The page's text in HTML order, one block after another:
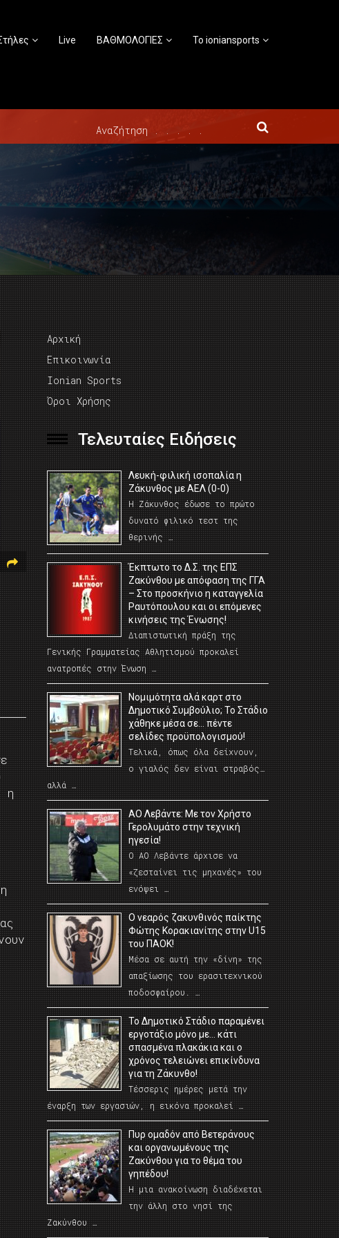
Live ΒΑΘΜΟΛΟΓΙΕΣ Το ioniansports
η
Αρχική
Επικοινωνία
Ionian Sports
Όροι Χρήσης
Τελευταίες Ειδήσεις
Λευκή-φιλική ισοπαλία η
Ζάκυνθος με ΑΕΛ (0-0)
Η Ζάκυνθος έδωσε το πρώτο
δυνατό φιλικό τεστ της
θερινής …
Έκπτωτο το Δ.Σ. της ΕΠΣ
Ζακύνθου με απόφαση της ΓΓΑ
– Στο προσκήνιο η καταγγελία
Ραυτόπουλου και οι επόμενες
κινήσεις της Ένωσης!
Διαπιστωτική πράξη της
Γενικής Γραμματείας Αθλητισμού προκαλεί
ανατροπές στην Ένωση …
Νομιμότητα αλά καρτ στο
Δημοτικό Συμβούλιο; Το Στάδιο
χάθηκε μέσα σε… πέντε
σελίδες προϋπολογισμού!
Τελικά, όπως όλα δείχνουν,
ο γιαλός δεν είναι στραβός…
αλλά …
ΑΟ Λεβάντε: Με τον Χρήστο
Γερολυμάτο στην τεχνική
ηγεσία!
Ο ΑΟ Λεβάντε άρχισε να
«ζεσταίνει τις μηχανές» του
ενόψει …
O νεαρός ζακυνθινός παίκτης
Φώτης Κορακιανίτης στην U15
του ΠΑΟΚ!
Μέσα σε αυτή την «δίνη» της
απαξίωσης του ερασιτεχνικού
ποδοσφαίρου. …
Το Δημοτικό Στάδιο παραμένει
εργοτάξιο μόνο με… κάτι
σπασμένα πλακάκια και ο
χρόνος τελειώνει επικίνδυνα
για τη Ζάκυνθο!
Τέσσερις ημέρες μετά την
έναρξη των εργασιών, η εικόνα προκαλεί …
Πυρ ομαδόν από Βετεράνους
και οργανωμένους της
Ζακύνθου για το θέμα του
γηπέδου!
Η μια ανακοίνωση διαδέχεται
την άλλη στο νησί της
Ζακύνθου …